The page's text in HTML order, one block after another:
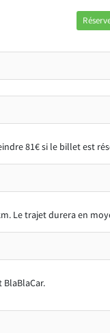
81€ si le billet est
Le trajet durera en
BlaBlaCar.